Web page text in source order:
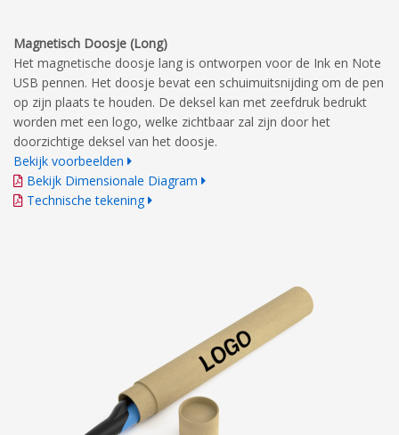
Magnetisch Doosje (Long)
Het magnetische doosje lang is ontworpen voor de Ink en Note
USB pennen. Het doosje bevat een schuimuitsnijding om de pen
op zijn plaats te houden. De deksel kan met zeefdruk bedrukt
worden met een logo, welke zichtbaar zal zijn door het
doorzichtige deksel van het doosje.
Bekijk voorbeelden
Bekijk Dimensionale Diagram
Technische tekening